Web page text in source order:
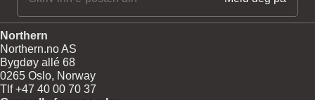
Northern
Northern.no AS
Bygdøy allé 68
0265 Oslo, Norway
Tlf +47 40 00 70 37